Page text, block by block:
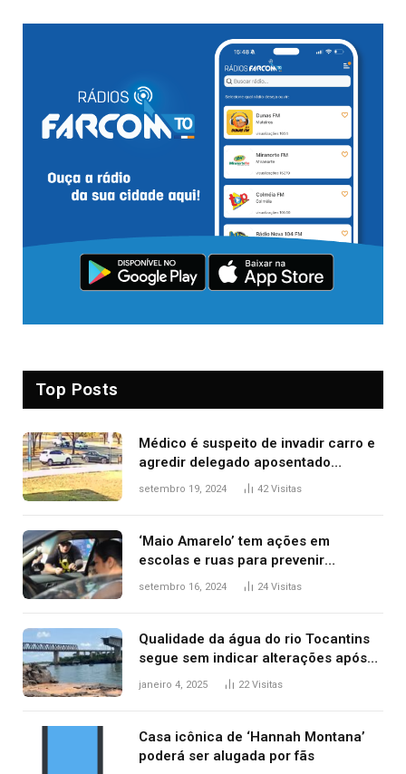
Top Posts
Médico é suspeito de invadir carro e
agredir delegado aposentado
durante confusão no trânsito
setembro 19, 2024 42Visitas
‘Maio Amarelo’ tem ações em
escolas e ruas para prevenir
acidentes no trânsito no AP
setembro 16, 2024 24 Visitas
Qualidade da água do rio Tocantins
segue sem indicar alterações após
desabamento da ponte entre MA e
janeiro 4, 2025 22Visitas
Casa icônica de ‘Hannah Montana’
poderá ser alugada por fãs